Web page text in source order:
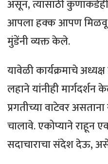
असून, त्यासाठी
आपला हक्क आपण
मुंडेंनी व्यक्त केले.
यावेळी कार्यक्रमाचे अध्यक्ष
लहाने यांनीही
प्रगतीच्या वाटेवर
चालावे. एकोप्याने राहून
सदाचाराचा संदेश देऊ,